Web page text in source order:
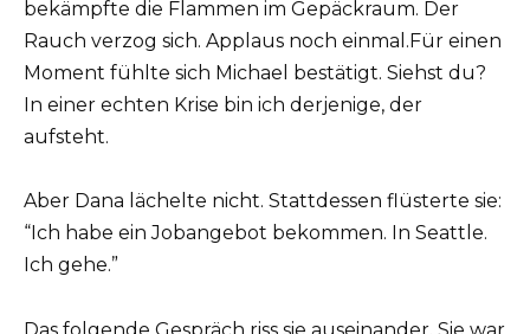
bekämpfte die Flammen im Gepäckraum. Der
Rauch verzog sich. Applaus noch einmal.Für einen
Moment fühlte sich Michael bestätigt. Siehst du?
In einer echten Krise bin ich derjenige, der
aufsteht.
Aber Dana lächelte nicht. Stattdessen flüsterte sie:
“Ich habe ein Jobangebot bekommen. In Seattle.
Ich gehe.”
Das folgende Gespräch riss sie auseinander. Sie war